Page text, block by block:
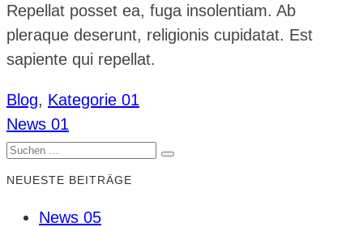
Repellat posset ea, fuga insolentiam. Ab
pleraque deserunt, religionis cupidatat. Est
sapiente qui repellat.
Blog, Kategorie 01
BEITRAGSNAVIGATION
News 01
Suchen
nach:
Suchen
NEUESTE BEITRÄGE
News 05